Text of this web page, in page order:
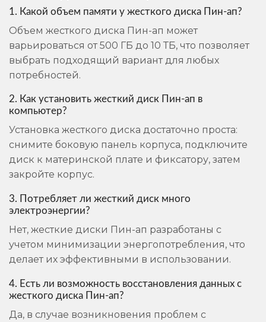
1. Какой объем памяти у жесткого диска Пин-ап?
Объем жесткого диска Пин-ап может
варьироваться от 500 ГБ до 10 ТБ, что позволяет
выбрать подходящий вариант для любых
потребностей.
2. Как установить жесткий диск Пин-ап в
компьютер?
Установка жесткого диска достаточно проста:
снимите боковую панель корпуса, подключите
диск к материнской плате и фиксатору, затем
закройте корпус.
3. Потребляет ли жесткий диск много
электроэнергии?
Нет, жесткие диски Пин-ап разработаны с
учетом минимизации энергопотребления, что
делает их эффективными в использовании.
4. Есть ли возможность восстановления данных с
жесткого диска Пин-ап?
Да, в случае возникновения проблем с